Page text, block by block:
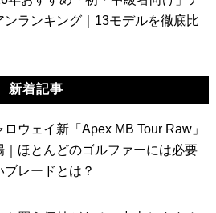
ンランキング｜13モデルを徹底比
新着記事
ロウェイ新「Apex MB Tour Raw」
｜ほとんどのゴルファーには必要
ブレードとは？